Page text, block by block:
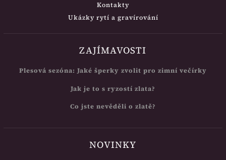
Kontakty
Ukázky rytí a gravírování
ZAJÍMAVOSTI
Plesová sezóna: Jaké šperky zvolit pro zimní večírky
Jak je to s ryzostí zlata?
Co jste nevěděli o zlatě?
NOVINKY